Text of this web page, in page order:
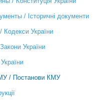
/ Історичні документи
Кодекси України
України
/ Постанови КМУ